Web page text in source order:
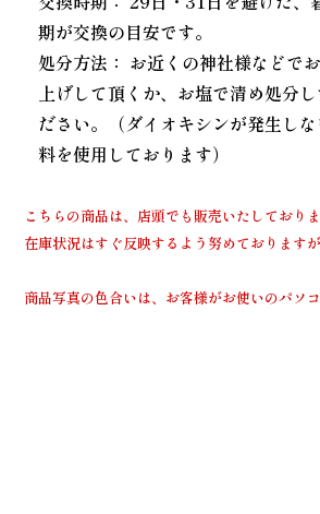
期が交換の目安です。
処分方法： お近くの神社様などで
上げして頂くか、お塩で清め処分し
ださい。（ダイオキシンが発生し
料を使用しております）
こちらの商品は、店頭でも販売いたしておりま
在庫状況はすぐ反映するよう努めております
商品写真の色合いは、お客様がお使いのパソ